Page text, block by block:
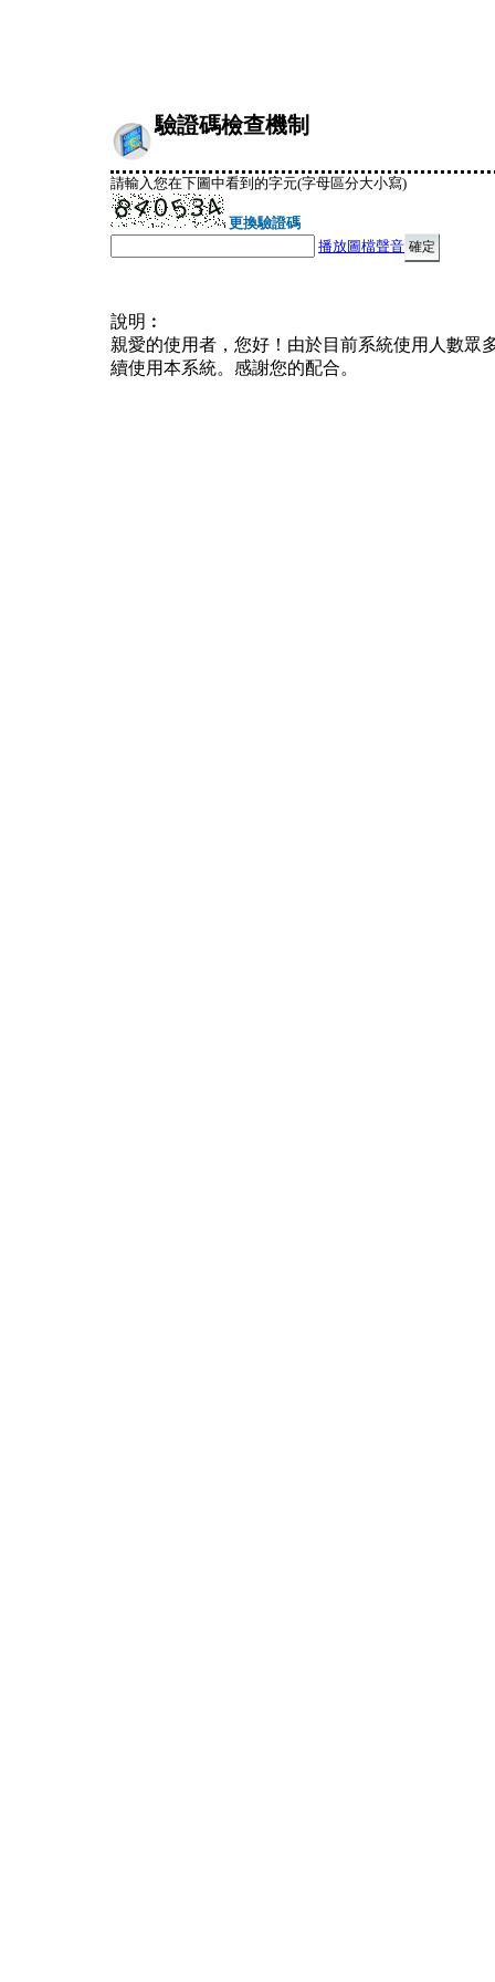
驗證碼檢查機制
請輸入您在下圖中看到的字元(字母區分大小寫)
更換驗證碼
播放圖檔聲音
說明︰
親愛的使用者，您好！由於目前系統使用人數眾
續使用本系統。感謝您的配合。